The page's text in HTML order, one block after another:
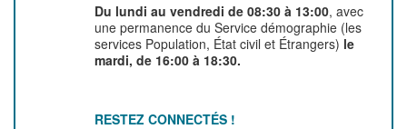
Du lundi au vendredi de 08:30 à 13:00, avec
une permanence du Service démographie (les
services Population, État civil et Étrangers) le
mardi, de 16:00 à 18:30.
RESTEZ CONNECTÉS !